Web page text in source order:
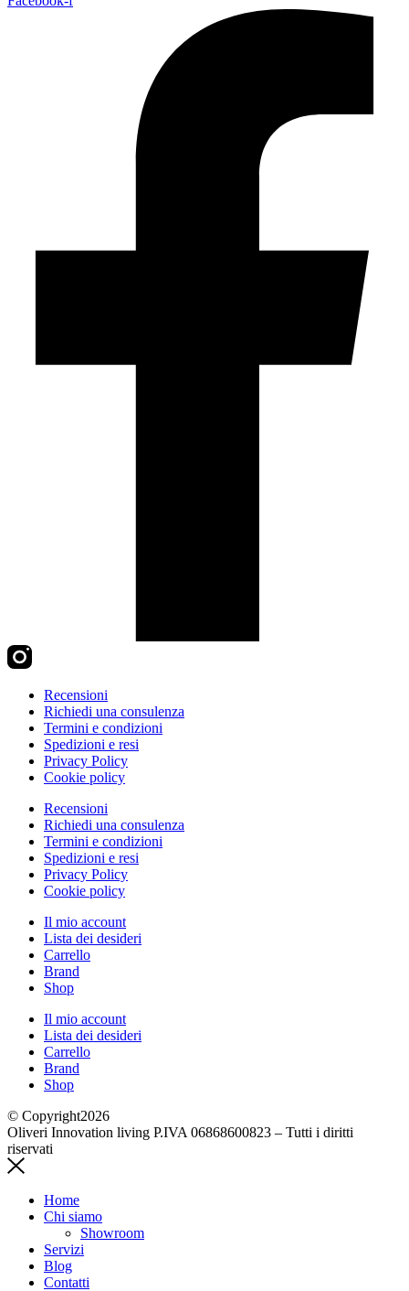
Recensioni
Richiedi una consulenza
Termini e condizioni
Spedizioni e resi
Privacy Policy
Cookie policy
Recensioni
Richiedi una consulenza
Termini e condizioni
Spedizioni e resi
Privacy Policy
Cookie policy
Il mio account
Lista dei desideri
Carrello
Brand
Shop
Il mio account
Lista dei desideri
Carrello
Brand
Shop
© Copyright2026
Oliveri Innovation living P.IVA 06868600823 – Tutti i diritti
riservati
Home
Chi siamo
Showroom
Servizi
Blog
Contatti